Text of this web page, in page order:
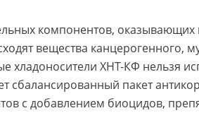
компонентов,
вещества канцерогенного,
хладоносители ХНТ-КФ нельзя
сбалансированный пакет
с добавлением биоцидов,